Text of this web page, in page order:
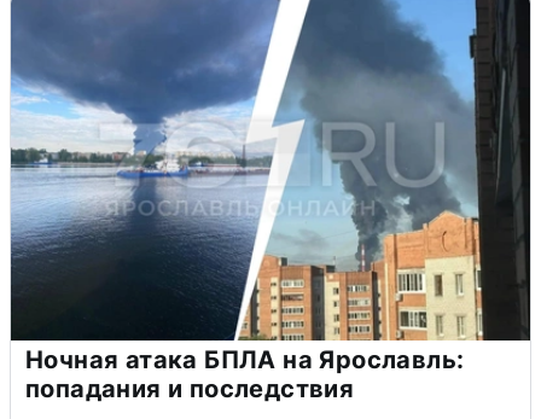
Ночная атака БПЛА на Ярославль:
попадания и последствия